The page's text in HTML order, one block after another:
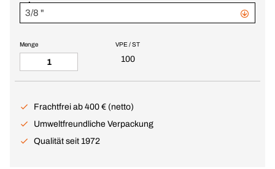
rohr
Zoll
3/8 "
VPE / ST
100
Menge
Frachtfrei ab 400 € (netto)
Umweltfreundliche Verpackung
Qualität seit 1972